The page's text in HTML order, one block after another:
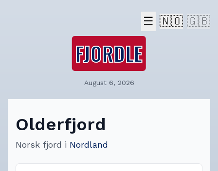
☰ 🇳🇴 🇬🇧
FJORDLE
August 6, 2026
Olderfjord
Norsk fjord i Nordland